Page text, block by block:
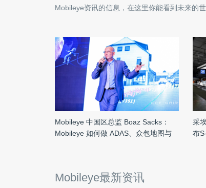
Mobileye资讯的信息，在这里你能看到未来的世
Mobileye 中国区总监 Boaz Sacks：
Mobileye 如何做 ADAS、众包地图与
采
布
Mobileye最新资讯